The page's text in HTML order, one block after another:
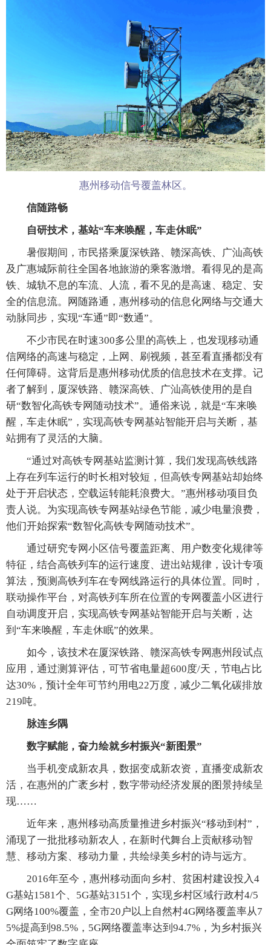
惠州移动信号覆盖林区。
信随路畅
自研技术，基站“车来唤醒，车走休眠”
暑假期间，市民搭乘厦深铁路、赣深高铁、广汕高铁
及广惠城际前往全国各地旅游的乘客激增。看得见的是高
铁、城轨不息的车流、人流，看不见的是高速、稳定、安
全的信息流。网随路通，惠州移动的信息化网络与交通大
动脉同步，实现“车通”即“数通”。
不少市民在时速300多公里的高铁上，也发现移动通
信网络的高速与稳定，上网、刷视频，甚至看直播都没有
任何障碍。这背后是惠州移动优质的信息技术在支撑。记
者了解到，厦深铁路、赣深高铁、广汕高铁使用的是自
研“数智化高铁专网随动技术”。通俗来说，就是“车来唤
醒，车走休眠”，实现高铁专网基站智能开启与关断，基
站拥有了灵活的大脑。
“通过对高铁专网基站监测计算，我们发现高铁线路
上存在列车运行的时长相对较短，但高铁专网基站却始终
处于开启状态，空载运转能耗浪费大。”惠州移动项目负
责人说。为实现高铁专网基站绿色节能，减少电量浪费，
他们开始探索“数智化高铁专网随动技术”。
通过研究专网小区信号覆盖距离、用户数变化规律等
特征，结合高铁列车的运行速度、进出站规律，设计专项
算法，预测高铁列车在专网线路运行的具体位置。同时，
联动操作平台，对高铁列车所在位置的专网覆盖小区进行
自动调度开启，实现高铁专网基站智能开启与关断，达
到“车来唤醒，车走休眠”的效果。
如今，该技术在厦深铁路、赣深高铁专网惠州段试点
应用，通过测算评估，可节省电量超600度/天，节电占比
达30%，预计全年可节约用电22万度，减少二氧化碳排放
219吨。
脉连乡隅
数字赋能，奋力绘就乡村振兴“新图景”
当手机变成新农具，数据变成新农资，直播变成新农
活，在惠州的广袤乡村，数字带动经济发展的图景持续呈
现……
近年来，惠州移动高质量推进乡村振兴“移动到村”，
涌现了一批批移动新农人，在新时代舞台上贡献移动智
慧、移动方案、移动力量，共绘绿美乡村的诗与远方。
2016年至今，惠州移动面向乡村、贫困村建设投入4
G基站1581个、5G基站3151个，实现乡村区域行政村4/5
G网络100%覆盖，全市20户以上自然村4G网络覆盖率从7
5%提高到98.5%，5G网络覆盖率达到94.7%，为乡村振兴